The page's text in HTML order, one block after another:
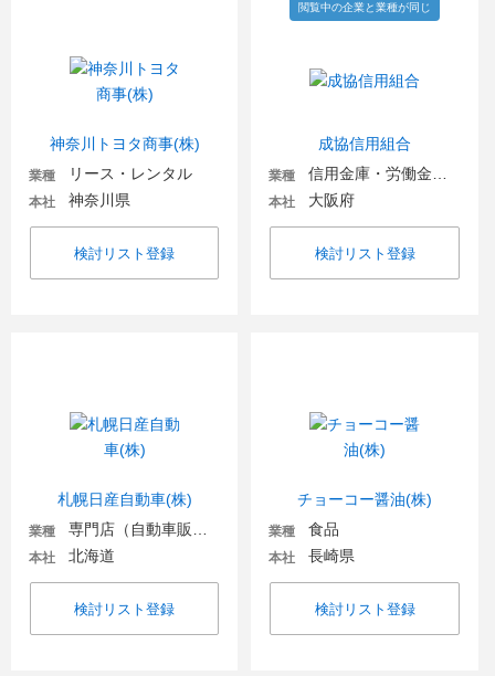
神奈川トヨタ商事(株)
業種 リース・レンタル
本社 神奈川県
検討リスト登録
成協信用組合
閲覧中の企業と業種が同じ
業種
本社 大阪府
検討リスト登録
札幌日産自動車(株)
業種
本社 北海道
検討リスト登録
チョーコー醤油(株)
業種 食品
本社 長崎県
検討リスト登録